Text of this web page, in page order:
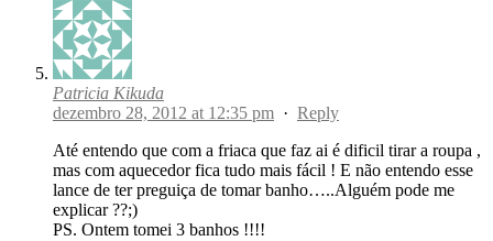
Patricia Kikuda
dezembro 28, 2012 at 12:35 pm · Reply
Até entendo que com a friaca que faz ai é dificil tirar a roupa ,
mas com aquecedor fica tudo mais fácil ! E não entendo esse
lance de ter preguiça de tomar banho…..Alguém pode me
explicar ??;)
PS. Ontem tomei 3 banhos !!!!